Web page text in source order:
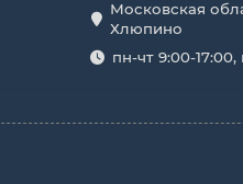
Московская
Хлюпино
пн-чт 9:00-17:00,